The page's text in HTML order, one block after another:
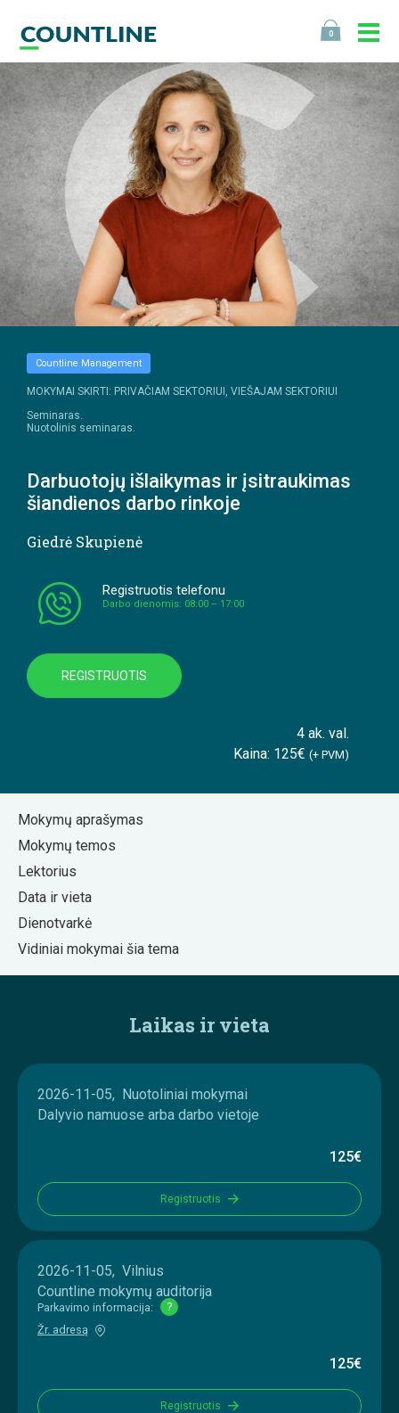
0
Countline Management
MOKYMAI SKIRTI: PRIVAČIAM SEKTORIUI, VIEŠAJAM SEKTORIUI
Seminaras.
Nuotolinis seminaras.
Darbuotojų išlaikymas ir įsitraukimas
šiandienos darbo rinkoje
Giedrė Skupienė
Registruotis telefonu
Darbo dienomis: 08:00 – 17:00
REGISTRUOTIS
4 ak. val.
Kaina: 125€ (+ PVM)
Mokymų aprašymas
Mokymų temos
Lektorius
Data ir vieta
Dienotvarkė
Vidiniai mokymai šia tema
Laikas ir vieta
2026-11-05, Nuotoliniai mokymai
Dalyvio namuose arba darbo vietoje
125€
Registruotis
2026-11-05, Vilnius
Countline mokymų auditorija
Parkavimo informacija:
?
Žr. adresą
125€
Registruotis